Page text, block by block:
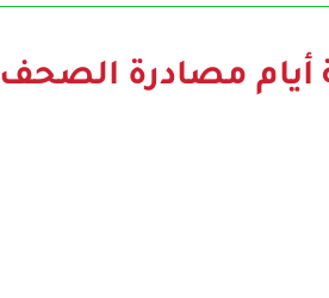
أيام مصادرة الصحف